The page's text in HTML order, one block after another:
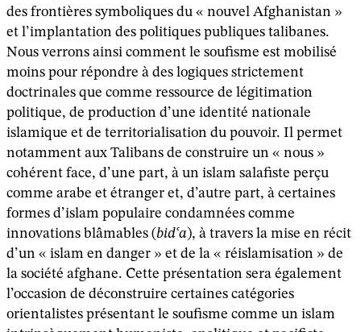
des frontières symboliques du « nouvel Afghanistan »
et l’implantation des politiques publiques talibanes.
Nous verrons ainsi comment le soufisme est mobilisé
moins pour répondre à des logiques strictement
doctrinales que comme ressource de légitimation
politique, de production d’une identité nationale
islamique et de territorialisation du pouvoir. Il permet
notamment aux Talibans de construire un « nous »
cohérent face, d’une part, à un islam salafiste perçu
comme arabe et étranger et, d’autre part, à certaines
formes d’islam populaire condamnées comme
innovations blâmables (bidʿa), à travers la mise en récit
d’un « islam en danger » et de la « réislamisation » de
la société afghane. Cette présentation sera également
l’occasion de déconstruire certaines catégories
orientalistes présentant le soufisme comme un islam